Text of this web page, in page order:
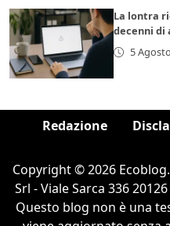
La lontra
decenni di
5
Redazione
Copyright © 2026
Srl - Viale Sarca 336
Questo blog non è una